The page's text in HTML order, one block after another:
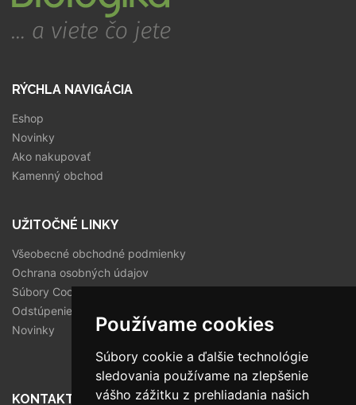
Používame cookies
Súbory cookie a ďalšie technológie
sledovania používame na zlepšenie
vášho zážitku z prehliadania našich
RÝCHLA NAVIGÁCIA
Eshop
Novinky
Ako nakupovať
Kamenný obchod
UŽITOČNÉ LINKY
Všeobecné obchodné podmienky
Ochrana osobných údajov
Súbory Cookies
Odstúpenie od zmluvy
Novinky
KONTAKT